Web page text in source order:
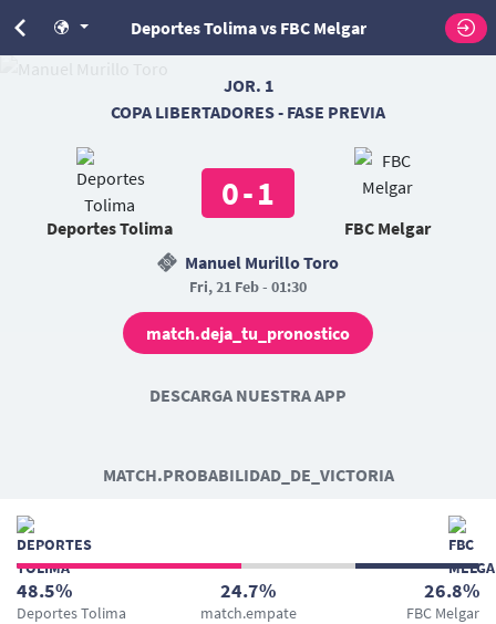
Deportes Tolima vs FBC Melgar
JOR. 1
COPA LIBERTADORES - FASE PREVIA
Deportes Tolima
0-1
FBC Melgar
Manuel Murillo Toro
Fri, 21 Feb - 01:30
match.deja_tu_pronostico
DESCARGA NUESTRA APP
MATCH.PROBABILIDAD_DE_VICTORIA
48.5%
Deportes Tolima
24.7%
match.empate
26.8%
FBC Melgar